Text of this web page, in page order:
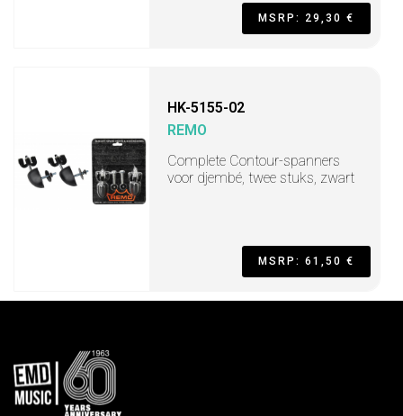
MSRP: 29,30 €
HK-5155-02
REMO
Complete Contour-spanners
voor djembé, twee stuks, zwart
MSRP: 61,50 €